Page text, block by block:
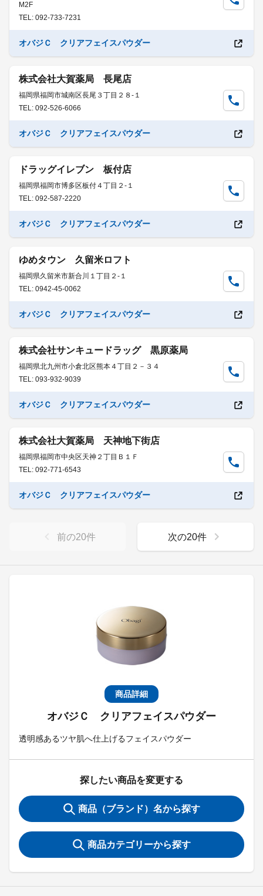
商品詳細
オバジＣ クリアフェイスパウダー
透明感あるツヤ肌へ仕上げるフェイスパウダー
探したい商品を変更する
商品（ブランド）名から探す
商品カテゴリーから探す
M2F
TEL: 092-733-7231
オバジＣ クリアフェイスパウダー
株式会社大賀薬局 長尾店
福岡県福岡市城南区長尾３丁目２８-１
TEL: 092-526-6066
オバジＣ クリアフェイスパウダー
ドラッグイレブン 板付店
福岡県福岡市博多区板付４丁目２-１
TEL: 092-587-2220
オバジＣ クリアフェイスパウダー
ゆめタウン 久留米ロフト
福岡県久留米市新合川１丁目２-１
TEL: 0942-45-0062
オバジＣ クリアフェイスパウダー
株式会社サンキュードラッグ 黒原薬局
福岡県北九州市小倉北区熊本４丁目２－３４
TEL: 093-932-9039
オバジＣ クリアフェイスパウダー
株式会社大賀薬局 天神地下街店
福岡県福岡市中央区天神２丁目Ｂ１Ｆ
TEL: 092-771-6543
オバジＣ クリアフェイスパウダー
前の20件 次の20件